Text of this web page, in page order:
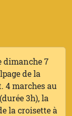
dimanche 7
de la
4 marches au
3h), la
la croisette à